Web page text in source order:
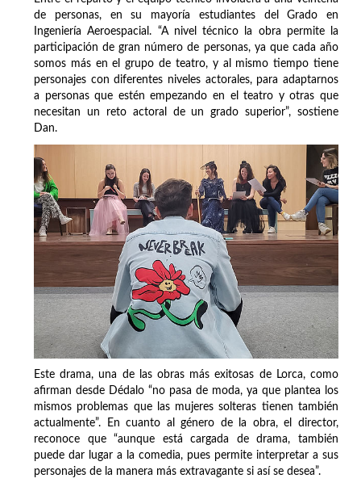
de personas, en su mayoría estudiantes del Grado en
Ingeniería Aeroespacial. “A nivel técnico la obra permite la
participación de gran número de personas, ya que cada año
somos más en el grupo de teatro, y al mismo tiempo tiene
personajes con diferentes niveles actorales, para adaptarnos
a personas que estén empezando en el teatro y otras que
necesitan un reto actoral de un grado superior”, sostiene
Dan.
Este drama, una de las obras más exitosas de Lorca, como
afirman desde Dédalo “no pasa de moda, ya que plantea los
mismos problemas que las mujeres solteras tienen también
actualmente”. En cuanto al género de la obra, el director,
reconoce que “aunque está cargada de drama, también
puede dar lugar a la comedia, pues permite interpretar a sus
personajes de la manera más extravagante si así se desea”.